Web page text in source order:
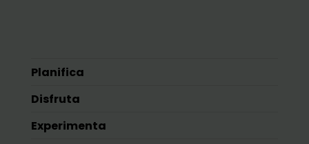
Planifica
Disfruta
Experimenta